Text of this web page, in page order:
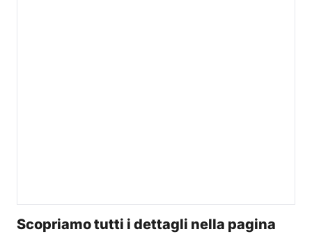
Scopriamo tutti i dettagli nella pagina